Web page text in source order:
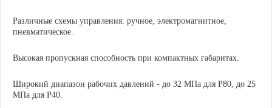
Различные схемы управления: ручное, электромагнитное,
пневматическое.
Высокая пропускная способность при компактных габаритах.
Широкий диапазон рабочих давлений - до 32 МПа для Р80, до 25
МПа для Р40.